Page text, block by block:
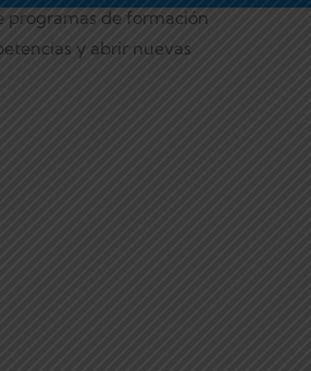
programas de formación
y abrir nuevas